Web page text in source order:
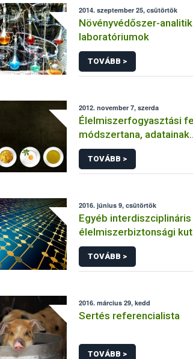
2014. szeptember 25, csütörtök
Növényvédőszer-
laboratóriumok
TOVÁBB >
2012. november 7, szerda
Élelmiszerfogyasztási
módszertana, adatainak
megbízhatósága
TOVÁBB >
2016. június 9, csütörtök
Egyéb interdiszciplináris
élelmiszerbiztonsági
(hálózatkutatás,
járványtan)
TOVÁBB >
2016. március 29, kedd
Sertés referencialista
TOVÁBB >